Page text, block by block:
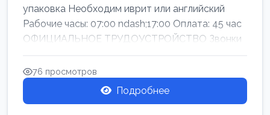
упаковка Необходим иврит или английский
Рабочие часы: 07:00 ndash;17:00 Оплата: 45 час
ОФИЦИАЛЬНОЕ ТРУДОУСТРОЙСТВО Звонки
76 просмотров
Подробнее